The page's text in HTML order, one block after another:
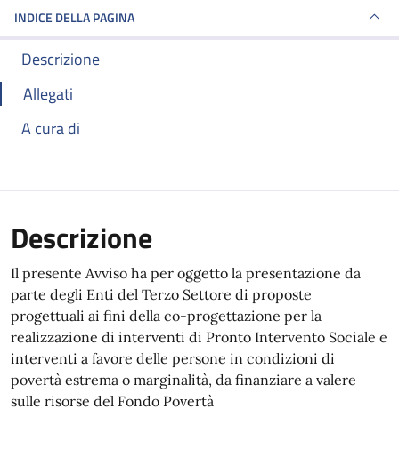
INDICE DELLA PAGINA
Descrizione
Allegati
A cura di
Descrizione
Il presente Avviso ha per oggetto la presentazione da
parte degli Enti del Terzo Settore di proposte
progettuali ai fini della co-progettazione per la
realizzazione di interventi di Pronto Intervento Sociale e
interventi a favore delle persone in condizioni di
povertà estrema o marginalità, da finanziare a valere
sulle risorse del Fondo Povertà